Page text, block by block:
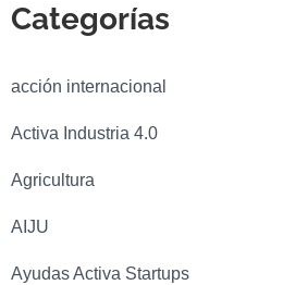
Categorías
acción internacional
Activa Industria 4.0
Agricultura
AIJU
Ayudas Activa Startups